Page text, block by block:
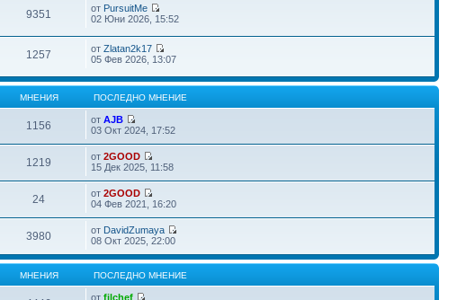
9351 от PursuitMe
02 Юни 2026, 15:52
1257 отZlatan2k17
05 Фев 2026, 13:07
МНЕНИЯ ПОСЛЕДНО МНЕНИЕ
1156 отAJB
03 Окт 2024, 17:52
1219 от2GOOD
15 Дек 2025, 11:58
24 от2GOOD
04 Фев 2021, 16:20
3980 от DavidZumaya
08 Окт 2025, 22:00
МНЕНИЯ ПОСЛЕДНО МНЕНИЕ
отfilchef